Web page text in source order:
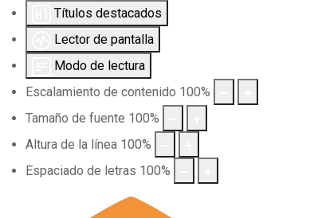
Títulos destacados
Lector de pantalla
Modo de lectura
Escalamiento de contenido 100%
Tamaño de fuente 100%
Altura de la línea 100%
Espaciado de letras 100%